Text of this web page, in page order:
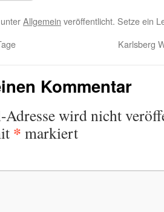
Allgemein veröffentlicht. Setze ein
Karlsberg
Kommentar
wird nicht
* markiert